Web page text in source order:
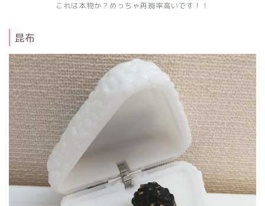
これは本物か？めっちゃ再現率高いです！！
昆布